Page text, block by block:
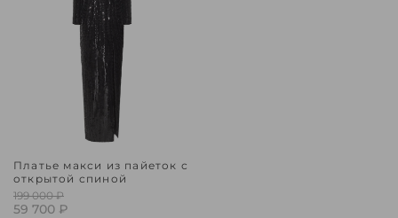
Платье макси из пайеток с
открытой спиной
199 000 ₽
59 700 ₽